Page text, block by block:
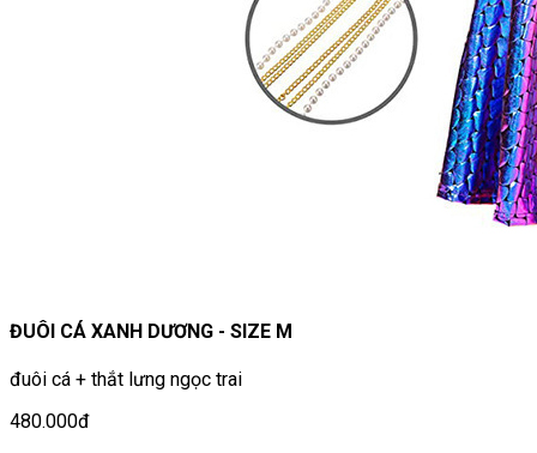
ĐUÔI CÁ XANH DƯƠNG - SIZE M
đuôi cá + thắt lưng ngọc trai
480.000đ